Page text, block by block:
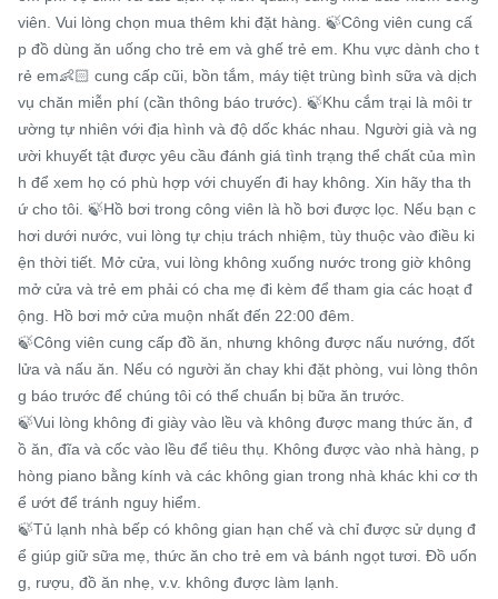
viên. Vui lòng chọn mua thêm khi đặt hàng. 🍃Công viên cung cấ
p đồ dùng ăn uống cho trẻ em và ghế trẻ em. Khu vực dành cho t
rẻ em👶🏻 ​​cung cấp cũi, bồn tắm, máy tiệt trùng bình sữa và dịch
vụ chăn miễn phí (cần thông báo trước). 🍃Khu cắm trại là môi tr
ường tự nhiên với địa hình và độ dốc khác nhau. Người già và ng
ười khuyết tật được yêu cầu đánh giá tình trạng thể chất của mìn
h để xem họ có phù hợp với chuyến đi hay không. Xin hãy tha th
ứ cho tôi. 🍃Hồ bơi trong công viên là hồ bơi được lọc. Nếu bạn c
hơi dưới nước, vui lòng tự chịu trách nhiệm, tùy thuộc vào điều ki
ện thời tiết. Mở cửa, vui lòng không xuống nước trong giờ không
mở cửa và trẻ em phải có cha mẹ đi kèm để tham gia các hoạt đ
ộng. Hồ bơi mở cửa muộn nhất đến 22:00 đêm.
🍃Công viên cung cấp đồ ăn, nhưng không được nấu nướng, đốt
lửa và nấu ăn. Nếu có người ăn chay khi đặt phòng, vui lòng thôn
g báo trước để chúng tôi có thể chuẩn bị bữa ăn trước.
🍃Vui lòng không đi giày vào lều và không được mang thức ăn, đ
ồ ăn, đĩa và cốc vào lều để tiêu thụ. Không được vào nhà hàng, p
hòng piano bằng kính và các không gian trong nhà khác khi cơ th
ể ướt để tránh nguy hiểm.
🍃Tủ lạnh nhà bếp có không gian hạn chế và chỉ được sử dụng đ
ể giúp giữ sữa mẹ, thức ăn cho trẻ em và bánh ngọt tươi. Đồ uốn
g, rượu, đồ ăn nhẹ, v.v. không được làm lạnh.